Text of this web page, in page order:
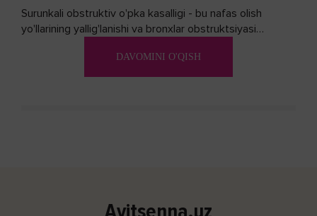
Surunkali obstruktiv o'pka kasalligi - bu nafas olish
yo'llarining yallig'lanishi va bronxlar obstruktsiyasi
DAVOMINI O'QISH